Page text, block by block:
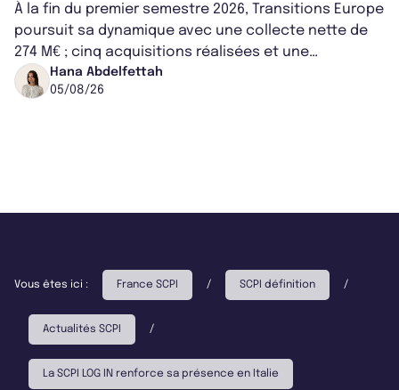
À la fin du premier semestre 2026, Transitions Europe
poursuit sa dynamique avec une collecte nette de
274 M€ ; cinq acquisitions réalisées et une
capitalisation portée à 1,38 Md€....
Hana Abdelfettah
05/08/26
Vous êtes ici : France SCPI / SCPI définition /
Actualités SCPI /
La SCPI LOG IN renforce sa présence en Italie